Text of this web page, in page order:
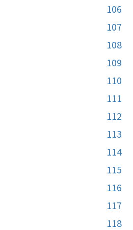
106
107
108
109
110
111
112
113
114
115
116
117
118